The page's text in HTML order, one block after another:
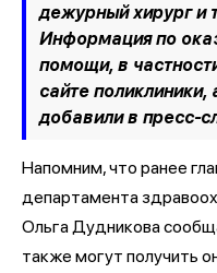
дежурный хирург и
Информация по
помощи, в
сайте
добавили в пресс-
Напомним, что ранее
департамента
Ольга Дудникова
также могут получить